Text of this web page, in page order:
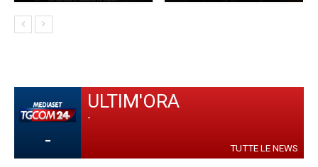
-
ULTIM'ORA
-
TUTTE LE NEWS